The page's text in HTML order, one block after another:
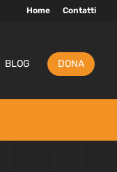
Home Contatti
BLOG DONA